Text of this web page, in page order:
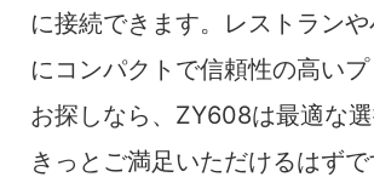
に接続できます。レストラン
にコンパクトで信頼性の高い
お探しなら、ZY608は最適な選
きっとご満足いただけるはずで